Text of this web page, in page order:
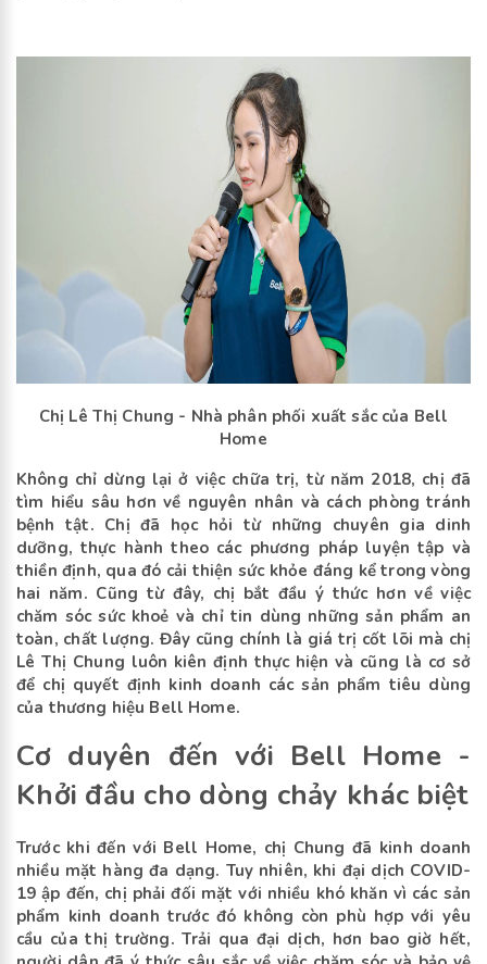
Chị Lê Thị Chung - Nhà phân phối xuất sắc của Bell
Home
Không chỉ dừng lại ở việc chữa trị, từ năm 2018, chị đã
tìm hiểu sâu hơn về nguyên nhân và cách phòng tránh
bệnh tật. Chị đã học hỏi từ những chuyên gia dinh
dưỡng, thực hành theo các phương pháp luyện tập và
thiền định, qua đó cải thiện sức khỏe đáng kể trong vòng
hai năm. Cũng từ đây, chị bắt đầu ý thức hơn về việc
chăm sóc sức khoẻ và chỉ tin dùng những sản phẩm an
toàn, chất lượng. Đây cũng chính là giá trị cốt lõi mà chị
Lê Thị Chung luôn kiên định thực hiện và cũng là cơ sở
để chị quyết định kinh doanh các sản phẩm tiêu dùng
của thương hiệu Bell Home.
Cơ duyên đến với Bell Home -
Khởi đầu cho dòng chảy khác biệt
Trước khi đến với Bell Home, chị Chung đã kinh doanh
nhiều mặt hàng đa dạng. Tuy nhiên, khi đại dịch COVID-
19 ập đến, chị phải đối mặt với nhiều khó khăn vì các sản
phẩm kinh doanh trước đó không còn phù hợp với yêu
cầu của thị trường. Trải qua đại dịch, hơn bao giờ hết,